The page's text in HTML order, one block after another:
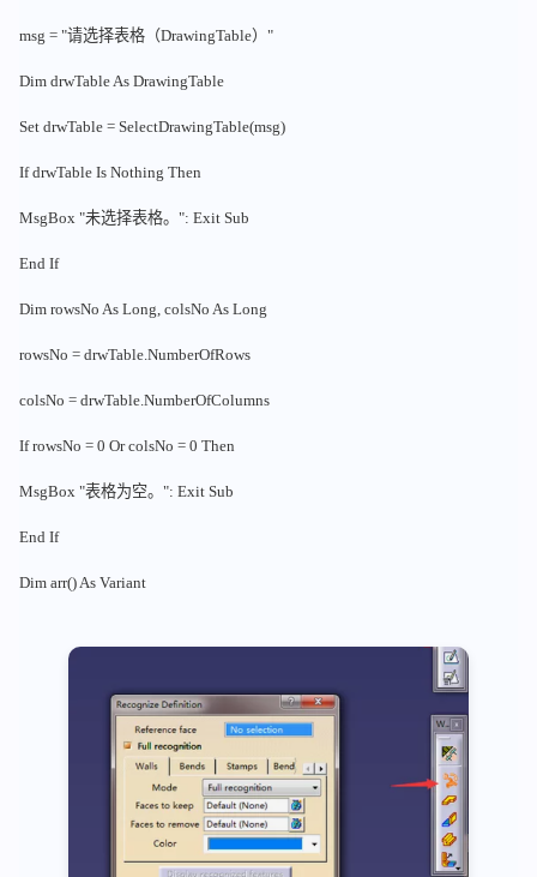
msg = "请选择表格（DrawingTable）"
Dim drwTable As DrawingTable
Set drwTable = SelectDrawingTable(msg)
If drwTable Is Nothing Then
MsgBox "未选择表格。": Exit Sub
End If
Dim rowsNo As Long, colsNo As Long
rowsNo = drwTable.NumberOfRows
colsNo = drwTable.NumberOfColumns
If rowsNo = 0 Or colsNo = 0 Then
MsgBox "表格为空。": Exit Sub
End If
Dim arr() As Variant